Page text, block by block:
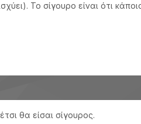
Το σίγουρο είναι ότι
θα είσαι σίγουρος.